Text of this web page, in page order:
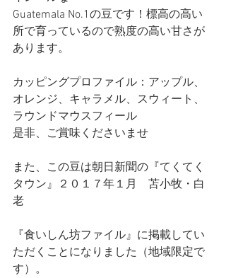
Guatemala No.1の豆です！標高の高い
所で育っているので熟度の高い甘さが
あります。
カッピングプロファイル：アップル、
オレンジ、キャラメル、スウィート、
ラウンドマウスフィール
是非、ご賞味くださいませ
また、この豆は朝日新聞の『てくてく
タウン』２０１７年１月　苫小牧・白
老
『食いしん坊ファイル』に掲載してい
ただくことになりました（地域限定で
す）。